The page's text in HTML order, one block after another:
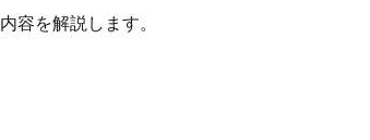
容を解説します。